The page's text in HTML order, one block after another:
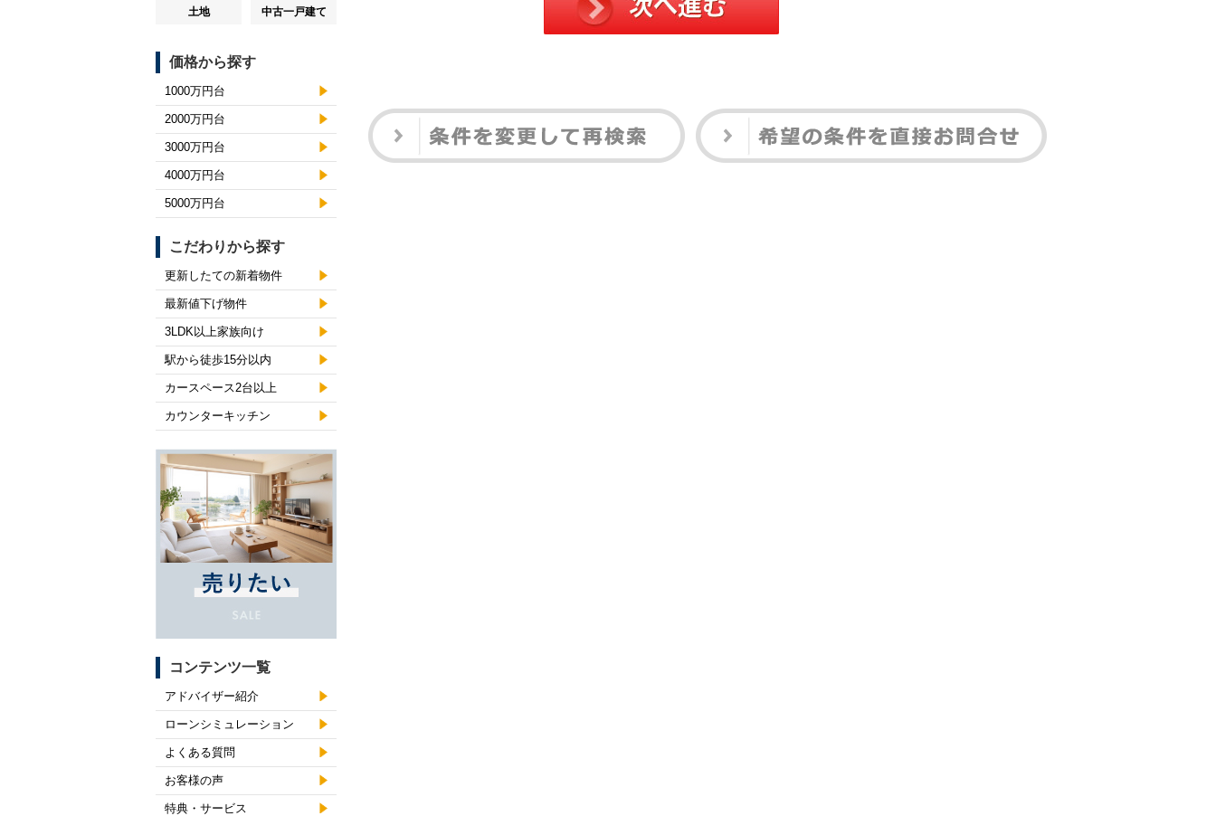
土地 中古一戸建て
価格から探す
1000万円台
2000万円台
3000万円台
4000万円台
5000万円台
こだわりから探す
更新したての新着物件
最新値下げ物件
3LDK以上家族向け
駅から徒歩15分以内
カースペース2台以上
カウンターキッチン
コンテンツ一覧
アドバイザー紹介
ローンシミュレーション
よくある質問
お客様の声
特典・サービス